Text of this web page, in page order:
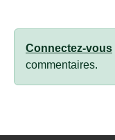
Connectez-vous
commentaires.